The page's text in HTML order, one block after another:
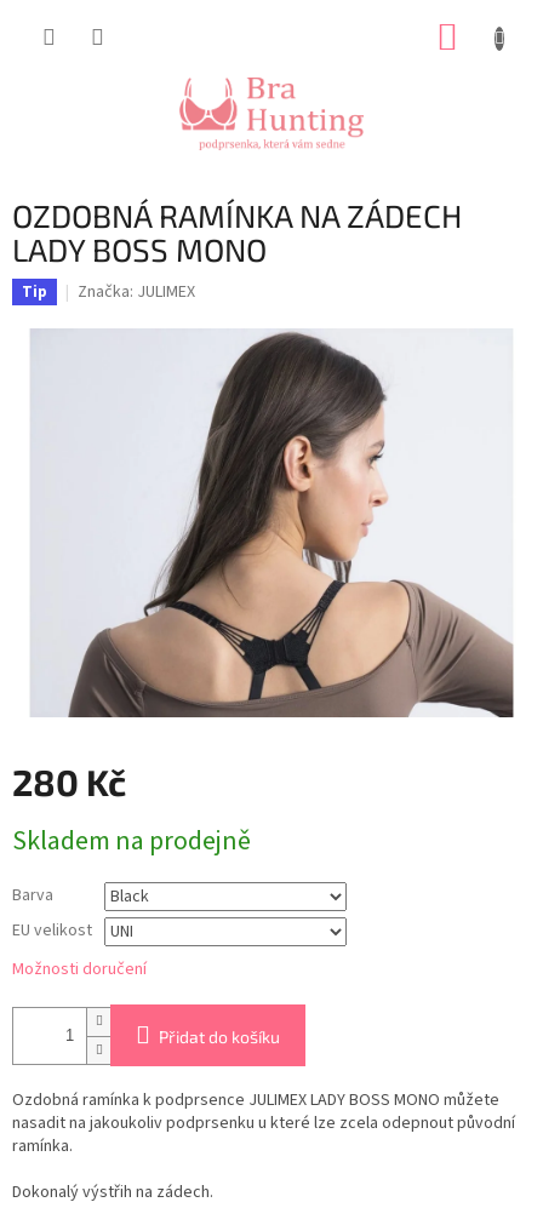
OZDOBNÁ RAMÍNKA NA ZÁDECH
LADY BOSS MONO
Tip Značka: JULIMEX
280 Kč
cena:
Skladem na prodejně
Barva
EU velikost
Možnosti doručení
Přidat do košíku
Ozdobná ramínka k podprsence JULIMEX LADY BOSS MONO můžete
nasadit na jakoukoliv podprsenku u které lze zcela odepnout původní
ramínka.
Dokonalý výstřih na zádech.